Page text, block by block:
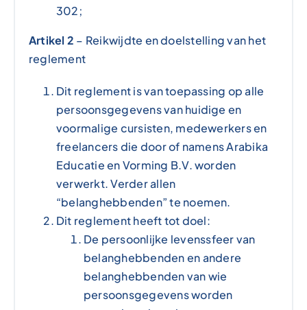
302;
Artikel 2 – Reikwijdte en doelstelling van het
reglement
Dit reglement is van toepassing op alle
persoonsgegevens van huidige en
voormalige cursisten, medewerkers en
freelancers die door of namens Arabika
Educatie en Vorming B.V. worden
verwerkt. Verder allen
“belanghebbenden” te noemen.
Dit reglement heeft tot doel:
De persoonlijke levenssfeer van
belanghebbenden en andere
belanghebbenden van wie
persoonsgegevens worden